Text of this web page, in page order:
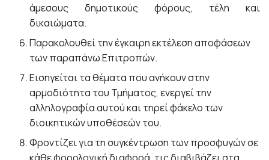
άμεσους δημοτικούς φόρους, τέλη και
δικαιώματα.
Παρακολουθεί την έγκαιρη εκτέλεση αποφάσεων
των παραπάνω Επιτροπών.
Εισηγείται τα θέματα που ανήκουν στην
αρμοδιότητα του Τμήματος, ενεργεί την
αλληλογραφία αυτού και τηρεί φάκελο των
διοικητικών υποθέσεών του.
Φροντίζει για τη συγκέντρωση των προσφυγών σε